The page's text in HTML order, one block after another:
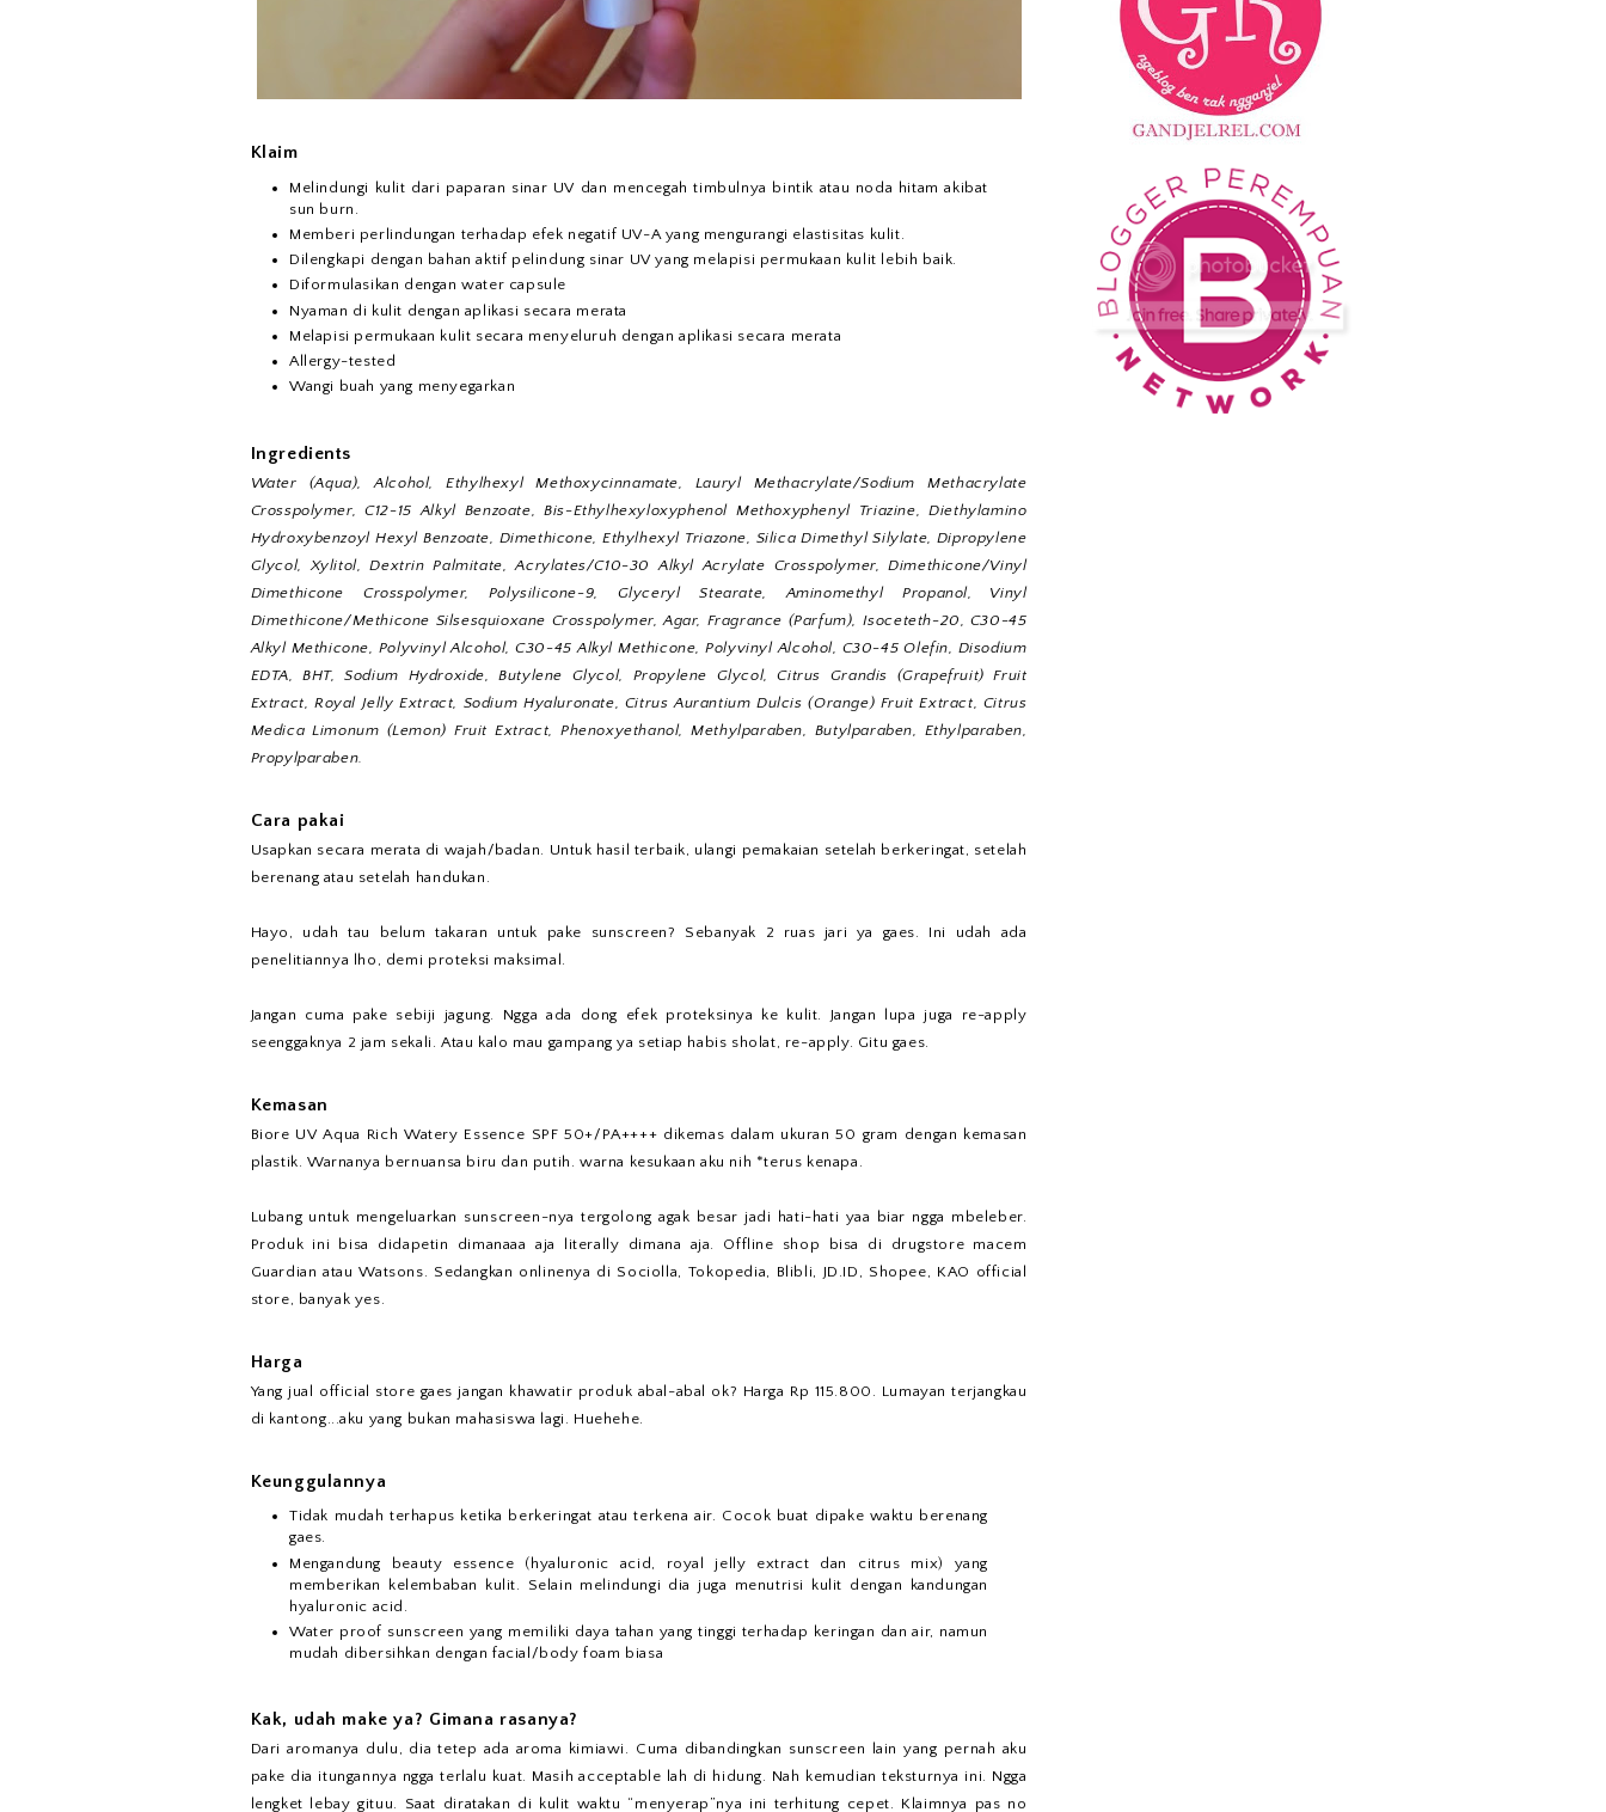
Klaim
Melindungi kulit dari paparan sinar UV dan mencegah timbulnya bintik atau noda hitam akibat
sun burn.
Memberi perlindungan terhadap efek negatif UV-A yang mengurangi elastisitas kulit.
Dilengkapi dengan bahan aktif pelindung sinar UV yang melapisi permukaan kulit lebih baik.
Diformulasikan dengan water capsule
Nyaman di kulit dengan aplikasi secara merata
Melapisi permukaan kulit secara menyeluruh dengan aplikasi secara merata
Allergy-tested
Wangi buah yang menyegarkan
Ingredients
Water (Aqua), Alcohol, Ethylhexyl Methoxycinnamate, Lauryl Methacrylate/Sodium Methacrylate
Crosspolymer, C12-15 Alkyl Benzoate, Bis-Ethylhexyloxyphenol Methoxyphenyl Triazine, Diethylamino
Hydroxybenzoyl Hexyl Benzoate, Dimethicone, Ethylhexyl Triazone, Silica Dimethyl Silylate, Dipropylene
Glycol, Xylitol, Dextrin Palmitate, Acrylates/C10-30 Alkyl Acrylate Crosspolymer, Dimethicone/Vinyl
Dimethicone Crosspolymer, Polysilicone-9, Glyceryl Stearate, Aminomethyl Propanol, Vinyl
Dimethicone/Methicone Silsesquioxane Crosspolymer, Agar, Fragrance (Parfum), Isoceteth-20, C30-45
Alkyl Methicone, Polyvinyl Alcohol, C30-45 Alkyl Methicone, Polyvinyl Alcohol, C30-45 Olefin, Disodium
EDTA, BHT, Sodium Hydroxide, Butylene Glycol, Propylene Glycol, Citrus Grandis (Grapefruit) Fruit
Extract, Royal Jelly Extract, Sodium Hyaluronate, Citrus Aurantium Dulcis (Orange) Fruit Extract, Citrus
Medica Limonum (Lemon) Fruit Extract, Phenoxyethanol, Methylparaben, Butylparaben, Ethylparaben,
Propylparaben.
Cara pakai
Usapkan secara merata di wajah/badan. Untuk hasil terbaik, ulangi pemakaian setelah berkeringat, setelah
berenang atau setelah handukan.
Hayo, udah tau belum takaran untuk pake sunscreen? Sebanyak 2 ruas jari ya gaes. Ini udah ada
penelitiannya lho, demi proteksi maksimal.
Jangan cuma pake sebiji jagung. Ngga ada dong efek proteksinya ke kulit. Jangan lupa juga re-apply
seenggaknya 2 jam sekali. Atau kalo mau gampang ya setiap habis sholat, re-apply. Gitu gaes.
Kemasan
Biore UV Aqua Rich Watery Essence SPF 50+/PA++++ dikemas dalam ukuran 50 gram dengan kemasan
plastik. Warnanya bernuansa biru dan putih. warna kesukaan aku nih *terus kenapa.
Lubang untuk mengeluarkan sunscreen-nya tergolong agak besar jadi hati-hati yaa biar ngga mbeleber.
Produk ini bisa didapetin dimanaaa aja literally dimana aja. Offline shop bisa di drugstore macem
Guardian atau Watsons. Sedangkan onlinenya di Sociolla, Tokopedia, Blibli, JD.ID, Shopee, KAO official
store, banyak yes.
Harga
Yang jual official store gaes jangan khawatir produk abal-abal ok? Harga Rp 115.800. Lumayan terjangkau
di kantong...aku yang bukan mahasiswa lagi. Huehehe.
Keunggulannya
Tidak mudah terhapus ketika berkeringat atau terkena air. Cocok buat dipake waktu berenang
gaes.
Mengandung beauty essence (hyaluronic acid, royal jelly extract dan citrus mix) yang
memberikan kelembaban kulit. Selain melindungi dia juga menutrisi kulit dengan kandungan
hyaluronic acid.
Water proof sunscreen yang memiliki daya tahan yang tinggi terhadap keringan dan air, namun
mudah dibersihkan dengan facial/body foam biasa
Kak, udah make ya? Gimana rasanya?
Dari aromanya dulu, dia tetep ada aroma kimiawi. Cuma dibandingkan sunscreen lain yang pernah aku
pake dia itungannya ngga terlalu kuat. Masih acceptable lah di hidung. Nah kemudian teksturnya ini. Ngga
lengket lebay gituu. Saat diratakan di kulit waktu “menyerap”nya ini terhitung cepet. Klaimnya pas no